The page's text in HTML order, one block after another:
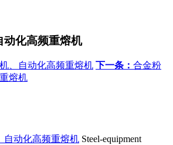
动化高频重熔机
、自动化高频重熔机 下一条： 合金粉
熔机
自动化高频重熔机 Steel-equipment